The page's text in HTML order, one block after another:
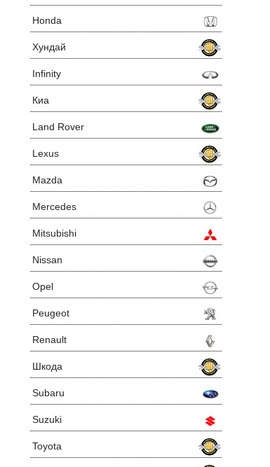
Honda
Хундай
Infinity
Киа
Land Rover
Lexus
Mazda
Mercedes
Mitsubishi
Nissan
Opel
Peugeot
Renault
Шкода
Subaru
Suzuki
Toyota